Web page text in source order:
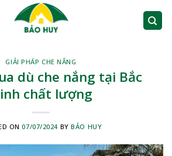
GIẢI PHÁP CHE NẮNG
dù che nắng tại Bắc
chất lượng
ON07/07/2024 BYBẢO HUY